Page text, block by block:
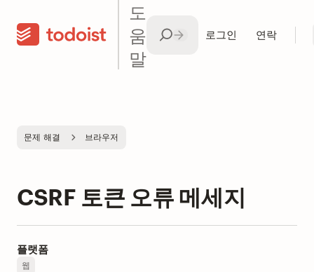
도
움
말
로그인 연락
문제 해결 브라우저
CSRF 토큰 오류 메세지
플랫폼
웹